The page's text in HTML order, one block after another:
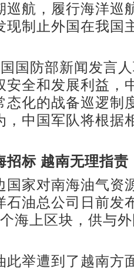
巡航，履行海洋巡
现制止外国在我国
防部新闻发言人
安全和发展利益，
态化的战备巡逻制
，中国军队将根据
招标 越南无理指责
家对南海油气资
石油总公司日前发
海上区块，供与
举遭到了越南方